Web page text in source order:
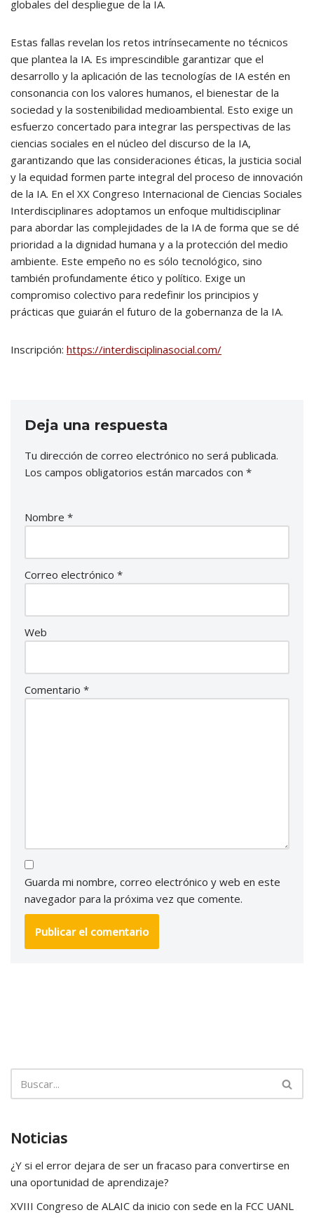
globales del despliegue de la IA.
Estas fallas revelan los retos intrínsecamente no técnicos
que plantea la IA. Es imprescindible garantizar que el
desarrollo y la aplicación de las tecnologías de IA estén en
consonancia con los valores humanos, el bienestar de la
sociedad y la sostenibilidad medioambiental. Esto exige un
esfuerzo concertado para integrar las perspectivas de las
ciencias sociales en el núcleo del discurso de la IA,
garantizando que las consideraciones éticas, la justicia social
y la equidad formen parte integral del proceso de innovación
de la IA. En el XX Congreso Internacional de Ciencias Sociales
Interdisciplinares adoptamos un enfoque multidisciplinar
para abordar las complejidades de la IA de forma que se dé
prioridad a la dignidad humana y a la protección del medio
ambiente. Este empeño no es sólo tecnológico, sino
también profundamente ético y político. Exige un
compromiso colectivo para redefinir los principios y
prácticas que guiarán el futuro de la gobernanza de la IA.
Inscripción: https://interdisciplinasocial.com/
Deja una respuesta
Tu dirección de correo electrónico no será publicada.
Los campos obligatorios están marcados con *
Nombre *
Correo electrónico *
Web
Comentario *
Guarda mi nombre, correo electrónico y web en este
navegador para la próxima vez que comente.
Noticias
¿Y si el error dejara de ser un fracaso para convertirse en
una oportunidad de aprendizaje?
XVIII Congreso de ALAIC da inicio con sede en la FCC UANL